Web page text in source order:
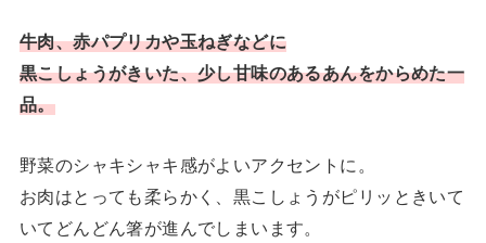
牛肉、赤パプリカや玉ねぎなどに
黒こしょうがきいた、少し甘味のあるあんをからめた一
品。
野菜のシャキシャキ感がよいアクセントに。
お肉はとっても柔らかく、黒こしょうがピリッときいて
いてどんどん箸が進んでしまいます。